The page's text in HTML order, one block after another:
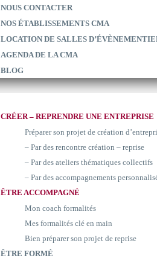
NOUS CONTACTER
NOS ÉTABLISSEMENTS CMA
LOCATION DE SALLES
AGENDA DE LA CMA
BLOG
CRÉER – REPRENDRE UNE ENTREPRISE
Préparer son projet de création
– Par des rencontre création – reprise
– Par des ateliers thématiques collectifs
– Par des accompagnements
ÊTRE ACCOMPAGNÉ
Mon coach formalités
Mes formalités clé en main
Bien préparer son projet de reprise
ÊTRE FORMÉ